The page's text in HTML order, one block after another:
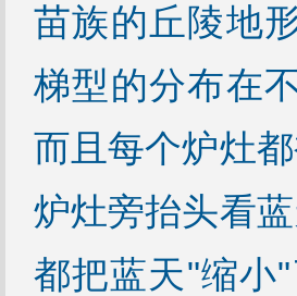
苗族的丘陵地
梯型的分布在
而且每个炉灶
炉灶旁抬头看
都把蓝天"缩小